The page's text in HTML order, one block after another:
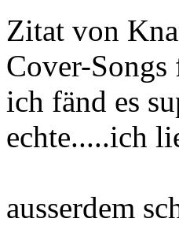
Zitat von
Cover-
ich fänd es
echte.....ich
ausserdem